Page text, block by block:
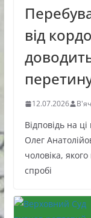
від
12.07.2026
Відповідь на
Олег
чоловіка,
спробі